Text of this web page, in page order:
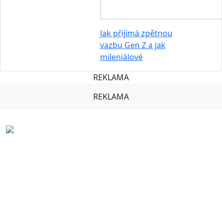
Jak přijímá zpětnou
vazbu Gen Z a jak
mileniálové
REKLAMA
REKLAMA